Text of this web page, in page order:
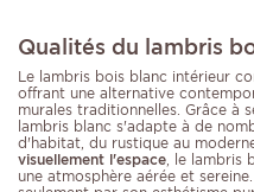
Qualités du lambris
Le lambris bois blanc intérieur
offrant une alternative
murales traditionnelles. Grâce à
lambris blanc s'adapte à de
d'habitat, du rustique au
visuellement l'espace , le
une atmosphère aérée et